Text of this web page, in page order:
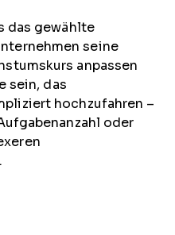
das gewählte
seine
anpassen
sein, das
hochzufahren –
oder